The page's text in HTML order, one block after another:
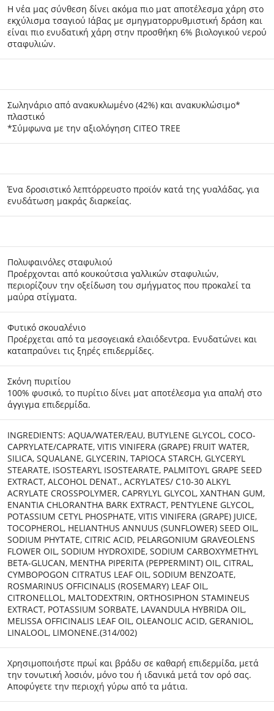
Η νέα μας σύνθεση δίνει ακόμα πιο ματ αποτέλεσμα χάρη στο
εκχύλισμα τσαγιού Ιάβας με σμηγματορρυθμιστική δράση και
είναι πιο ενυδατική χάρη στην προσθήκη 6% βιολογικού νερού
σταφυλιών.
Σωληνάριο από ανακυκλωμένο (42%) και ανακυκλώσιμο*
πλαστικό
*Σύμφωνα με την αξιολόγηση CITEO TREE
Ένα δροσιστικό λεπτόρρευστο προϊόν κατά της γυαλάδας, για
ενυδάτωση μακράς διαρκείας.
Πολυφαινόλες σταφυλιού
Προέρχονται από κουκούτσια γαλλικών σταφυλιών,
περιορίζουν την οξείδωση του σμήγματος που προκαλεί τα
μαύρα στίγματα.
Φυτικό σκουαλένιο
Προέρχεται από τα μεσογειακά ελαιόδεντρα. Ενυδατώνει και
καταπραΰνει τις ξηρές επιδερμίδες.
Σκόνη πυριτίου
100% φυσικό, το πυρίτιο δίνει ματ αποτέλεσμα για απαλή στο
άγγιγμα επιδερμίδα.
INGREDIENTS: AQUA/WATER/EAU, BUTYLENE GLYCOL, COCO-
CAPRYLATE/CAPRATE, VITIS VINIFERA (GRAPE) FRUIT WATER,
SILICA, SQUALANE, GLYCERIN, TAPIOCA STARCH, GLYCERYL
STEARATE, ISOSTEARYL ISOSTEARATE, PALMITOYL GRAPE SEED
EXTRACT, ALCOHOL DENAT., ACRYLATES/ C10-30 ALKYL
ACRYLATE CROSSPOLYMER, CAPRYLYL GLYCOL, XANTHAN GUM,
ENANTIA CHLORANTHA BARK EXTRACT, PENTYLENE GLYCOL,
POTASSIUM CETYL PHOSPHATE, VITIS VINIFERA (GRAPE) JUICE,
TOCOPHEROL, HELIANTHUS ANNUUS (SUNFLOWER) SEED OIL,
SODIUM PHYTATE, CITRIC ACID, PELARGONIUM GRAVEOLENS
FLOWER OIL, SODIUM HYDROXIDE, SODIUM CARBOXYMETHYL
BETA-GLUCAN, MENTHA PIPERITA (PEPPERMINT) OIL, CITRAL,
CYMBOPOGON CITRATUS LEAF OIL, SODIUM BENZOATE,
ROSMARINUS OFFICINALIS (ROSEMARY) LEAF OIL,
CITRONELLOL, MALTODEXTRIN, ORTHOSIPHON STAMINEUS
EXTRACT, POTASSIUM SORBATE, LAVANDULA HYBRIDA OIL,
MELISSA OFFICINALIS LEAF OIL, OLEANOLIC ACID, GERANIOL,
LINALOOL, LIMONENE.(314/002)
Χρησιμοποιήστε πρωί και βράδυ σε καθαρή επιδερμίδα, μετά
την τονωτική λοσιόν, μόνο του ή ιδανικά μετά τον ορό σας.
Αποφύγετε την περιοχή γύρω από τα μάτια.